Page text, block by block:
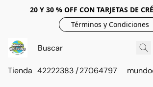
20 Y 30 % OFF CON TARJETAS DE
Términos y Condiciones
Tienda 42222383 / 27064797